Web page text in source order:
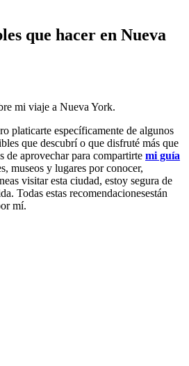
que hacer en Nueva
mi viaje a Nueva York.
platicarte específicamente de algunos
que descubrí o que disfruté más que
de aprovechar para compartirte mi guía
museos y lugares por conocer,
visitar esta ciudad, estoy segura de
Todas estas recomendacionesestán
mí.